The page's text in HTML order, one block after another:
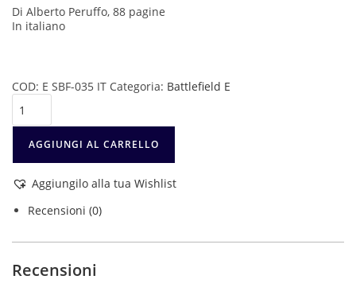
Di Alberto Peruffo, 88 pagine
In italiano
COD: E SBF-035 IT Categoria: Battlefield E
La
battaglia
di
Karuse
AGGIUNGI AL CARRELLO
Aggiungilo alla tua Wishlist
Recensioni (0)
Recensioni